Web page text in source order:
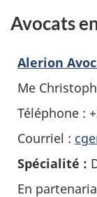
Avocats
Alerion
Me
Téléphone :
Courriel :
Spécialité :
En